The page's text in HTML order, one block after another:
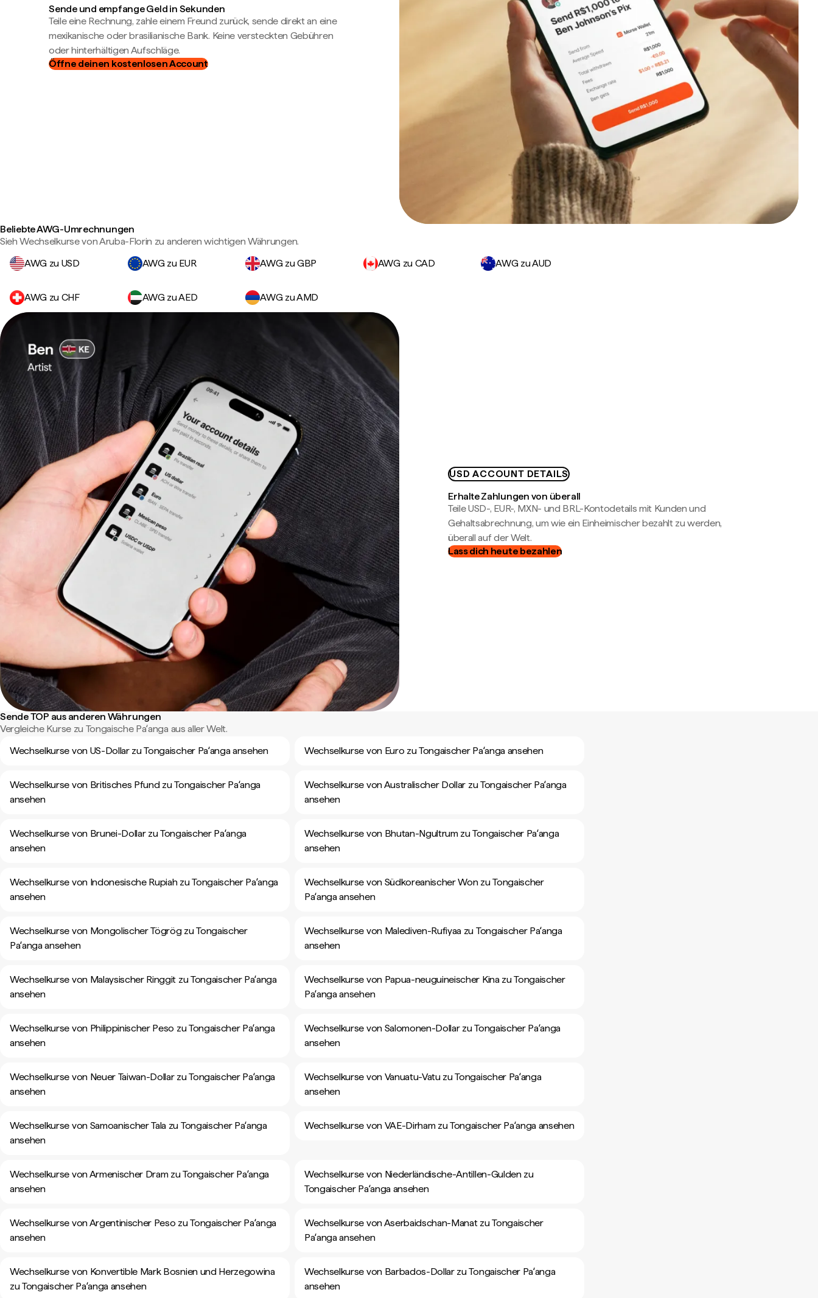
Sende und empfange Geld in Sekunden
Teile eine Rechnung, zahle einem Freund zurück, sende direkt an eine
mexikanische oder brasilianische Bank. Keine versteckten Gebühren
oder hinterhältigen Aufschläge.
Öffne deinen kostenlosen Account
Beliebte AWG-Umrechnungen
Sieh Wechselkurse von Aruba-Florin zu anderen wichtigen Währungen.
AWG zu USD
AWG zu EUR AWG zu GBP AWG zu CAD AWG zu AUD
AWG zu CHF AWG zu AED AWG zu AMD
USD ACCOUNT DETAILS
Erhalte Zahlungen von überall
Teile USD-, EUR-, MXN- und BRL-Kontodetails mit Kunden und
Gehaltsabrechnung, um wie ein Einheimischer bezahlt zu werden,
überall auf der Welt.
Lass dich heute bezahlen
Sende TOP aus anderen Währungen
Vergleiche Kurse zu Tongaische Paʻanga aus aller Welt.
Wechselkurse von US-Dollar zu Tongaischer Paʻanga ansehen
Wechselkurse von Euro zu Tongaischer Paʻanga ansehen
Wechselkurse von Britisches Pfund zu Tongaischer Paʻanga
ansehen
Wechselkurse von Australischer Dollar zu Tongaischer Paʻanga
ansehen
Wechselkurse von Brunei-Dollar zu Tongaischer Paʻanga
ansehen
Wechselkurse von Bhutan-Ngultrum zu Tongaischer Paʻanga
ansehen
Wechselkurse von Indonesische Rupiah zu Tongaischer Paʻanga
ansehen
Wechselkurse von Südkoreanischer Won zu Tongaischer
Paʻanga ansehen
Wechselkurse von Mongolischer Tögrög zu Tongaischer
Paʻanga ansehen
Wechselkurse von Malediven-Rufiyaa zu Tongaischer Paʻanga
ansehen
Wechselkurse von Malaysischer Ringgit zu Tongaischer Paʻanga
ansehen
Wechselkurse von Papua-neuguineischer Kina zu Tongaischer
Paʻanga ansehen
Wechselkurse von Philippinischer Peso zu Tongaischer Paʻanga
ansehen
Wechselkurse von Salomonen-Dollar zu Tongaischer Paʻanga
ansehen
Wechselkurse von Neuer Taiwan-Dollar zu Tongaischer Paʻanga
ansehen
Wechselkurse von Vanuatu-Vatu zu Tongaischer Paʻanga
ansehen
Wechselkurse von Samoanischer Tala zu Tongaischer Paʻanga
ansehen
Wechselkurse von VAE-Dirham zu Tongaischer Paʻanga ansehen
Wechselkurse von Armenischer Dram zu Tongaischer Paʻanga
ansehen
Wechselkurse von Niederländische-Antillen-Gulden zu
Tongaischer Paʻanga ansehen
Wechselkurse von Argentinischer Peso zu Tongaischer Paʻanga
ansehen
Wechselkurse von Aserbaidschan-Manat zu Tongaischer
Paʻanga ansehen
Wechselkurse von Konvertible Mark Bosnien und Herzegowina
zu Tongaischer Paʻanga ansehen
Wechselkurse von Barbados-Dollar zu Tongaischer Paʻanga
ansehen